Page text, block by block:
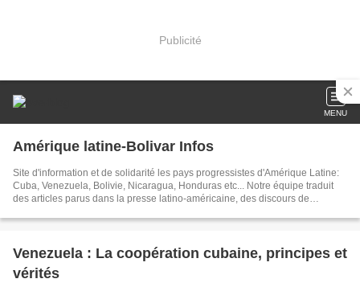
Publicité
MENU
Amérique latine-Bolivar Infos
Site d'information et de solidarité les pays progressistes d'Amérique Latine:
Cuba, Venezuela, Bolivie, Nicaragua, Honduras etc... Notre équipe traduit
des articles parus dans la presse latino-américaine, des discours de
latine. Dans nos articles publiés chaque jour, nous tâchons d'être toujours au
Venezuela : La coopération cubaine, principes et
vérités